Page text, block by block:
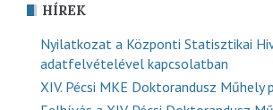
HÍREK
Nyilatkozat a Központi Statisztikai
adatfelvételével kapcsolatban
XIV. Pécsi MKE Doktorandusz Műhely